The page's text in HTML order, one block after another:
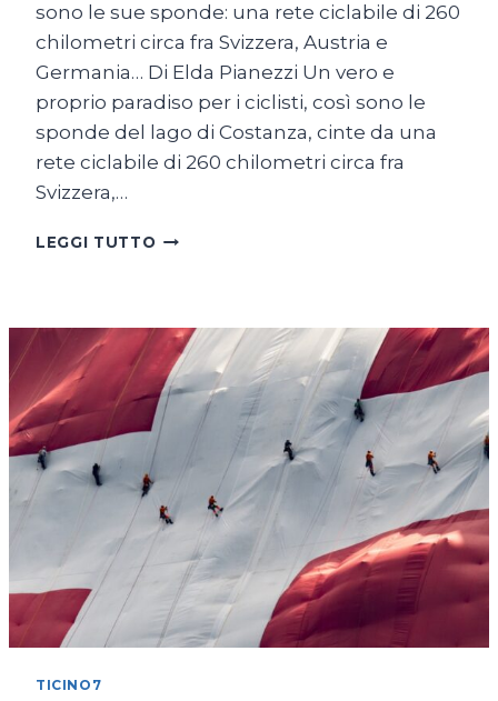
sono le sue sponde: una rete ciclabile di 260
chilometri circa fra Svizzera, Austria e
Germania… Di Elda Pianezzi Un vero e
proprio paradiso per i ciclisti, così sono le
sponde del lago di Costanza, cinte da una
rete ciclabile di 260 chilometri circa fra
Svizzera,…
LEGGI TUTTO SUL
IN
BICICLETTA
TICINO7